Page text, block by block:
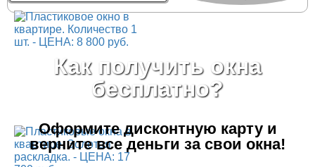
Как получить окна
бесплатно?
Оформите дисконтную картуи
верните все деньги за свои окна!